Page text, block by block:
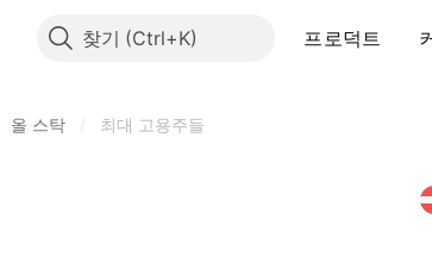
찾기 프로덕트
올 스탁 최대 고용주들